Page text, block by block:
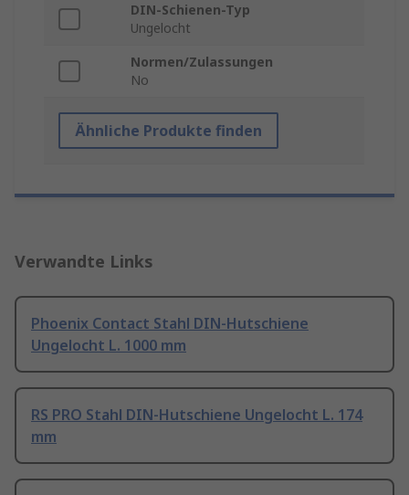
DIN-Schienen-Typ
Ungelocht
Normen/Zulassungen
No
Ähnliche Produkte finden
Verwandte Links
Phoenix Contact Stahl DIN-Hutschiene
Ungelocht L. 1000 mm
RS PRO Stahl DIN-Hutschiene Ungelocht L. 174
mm